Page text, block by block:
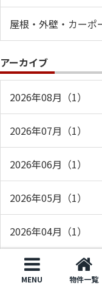
屋根・外壁・カーポ
アーカイブ
2026年08月（1）
2026年07月（1）
2026年06月（1）
2026年05月（1）
2026年04月（1）
2026年03月（1）
MENU 物件一覧